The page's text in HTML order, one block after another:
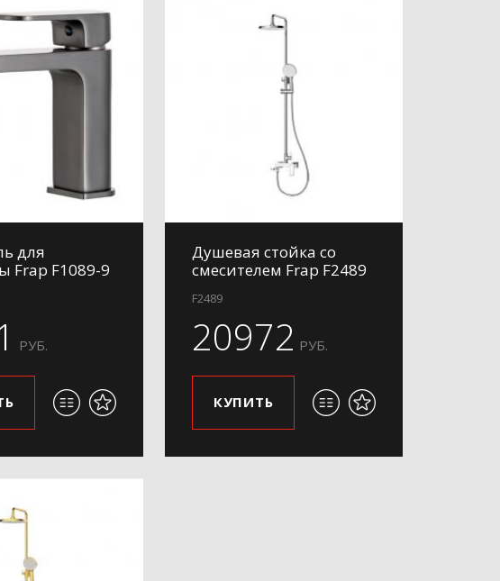
для
Frap F1089-9
РУБ.
Душевая стойка со
смесителем Frap F2489
F2489
20972 РУБ.
КУПИТЬ